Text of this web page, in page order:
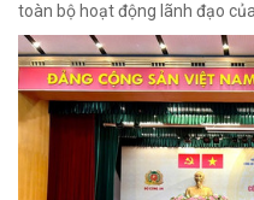
toàn bộ hoạt động lãnh đạo